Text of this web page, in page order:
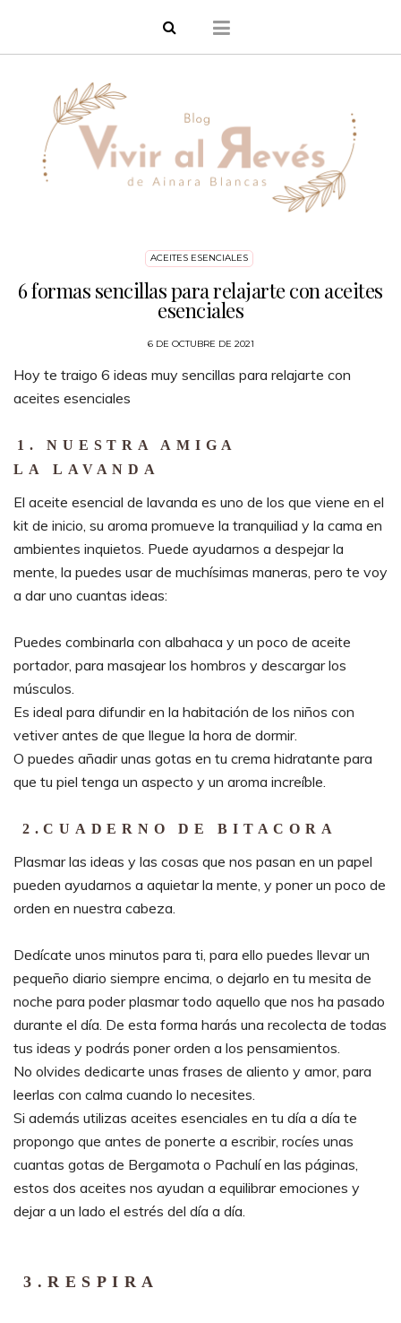
ACEITES ESENCIALES
6 formas sencillas para relajarte con aceites
esenciales
6 DE OCTUBRE DE 2021
Hoy te traigo 6 ideas muy sencillas para relajarte con
aceites esenciales
1. NUESTRA AMIGA
LALAVANDA
El aceite esencial de lavanda es uno de los que viene en el
kit de inicio, su aroma promueve la tranquiliad y la cama en
ambientes inquietos. Puede ayudarnos a despejar la
mente, la puedes usar de muchísimas maneras, pero te voy
a dar uno cuantas ideas:
Puedes combinarla con albahaca y un poco de aceite
portador, para masajear los hombros y descargar los
músculos.
Es ideal para difundir en la habitación de los niños con
vetiver antes de que llegue la hora de dormir.
O puedes añadir unas gotas en tu crema hidratante para
que tu piel tenga un aspecto y un aroma increíble.
2 .CUADERNO DE BITACORA
Plasmar las ideas y las cosas que nos pasan en un papel
pueden ayudarnos a aquietar la mente, y poner un poco de
orden en nuestra cabeza.
Dedícate unos minutos para ti, para ello puedes llevar un
pequeño diario siempre encima, o dejarlo en tu mesita de
noche para poder plasmar todo aquello que nos ha pasado
durante el día. De esta forma harás una recolecta de todas
tus ideas y podrás poner orden a los pensamientos.
No olvides dedicarte unas frases de aliento y amor, para
leerlas con calma cuando lo necesites.
Si además utilizas aceites esenciales en tu día a día te
propongo que antes de ponerte a escribir, rocíes unas
cuantas gotas de Bergamota o Pachulí en las páginas,
estos dos aceites nos ayudan a equilibrar emociones y
dejar a un lado el estrés del día a día.
3 .RESPIRA